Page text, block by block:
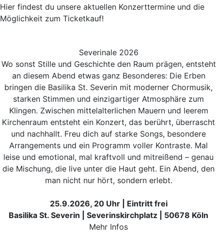
Hier findest du unsere aktuellen Konzerttermine und die
Möglichkeit zum Ticketkauf!
Severinale 2026
Wo sonst Stille und Geschichte den Raum prägen, entsteht
an diesem Abend etwas ganz Besonderes: Die Erben
bringen die Basilika St. Severin mit moderner Chormusik,
starken Stimmen und einzigartiger Atmosphäre zum
Klingen. Zwischen mittelalterlichen Mauern und leerem
Kirchenraum entsteht ein Konzert, das berührt, überrascht
und nachhallt. Freu dich auf starke Songs, besondere
Arrangements und ein Programm voller Kontraste. Mal
leise und emotional, mal kraftvoll und mitreißend – genau
die Mischung, die live unter die Haut geht. Ein Abend, den
man nicht nur hört, sondern erlebt.
25.9.2026, 20 Uhr | Eintritt frei
Basilika St. Severin | Severinskirchplatz | 50678 Köln
Mehr Infos